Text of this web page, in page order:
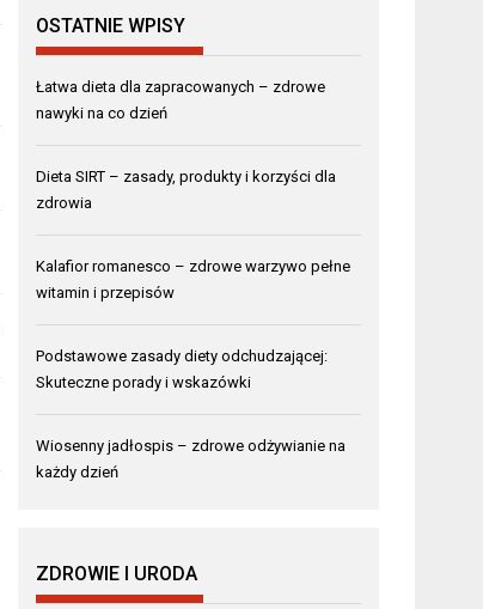
OSTATNIE WPISY
Łatwa dieta dla zapracowanych – zdrowe
nawyki na co dzień
Dieta SIRT – zasady, produkty i korzyści dla
zdrowia
Kalafior romanesco – zdrowe warzywo pełne
witamin i przepisów
Podstawowe zasady diety odchudzającej:
Skuteczne porady i wskazówki
Wiosenny jadłospis – zdrowe odżywianie na
każdy dzień
ZDROWIE I URODA